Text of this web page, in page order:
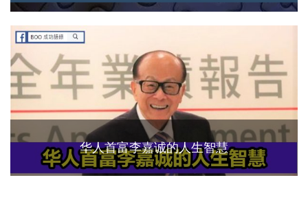
华人首富李嘉诚的人生智慧